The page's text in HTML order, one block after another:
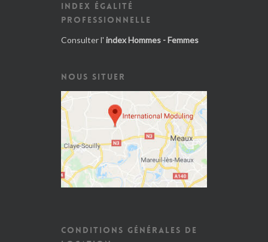
INDEX ÉGALITÉ
PROFESSIONNELLE
Consulter l' index Hommes - Femmes
NOUS SITUER
CONDITIONS GÉNÉRALES DE